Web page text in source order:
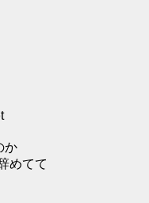
か
めてて